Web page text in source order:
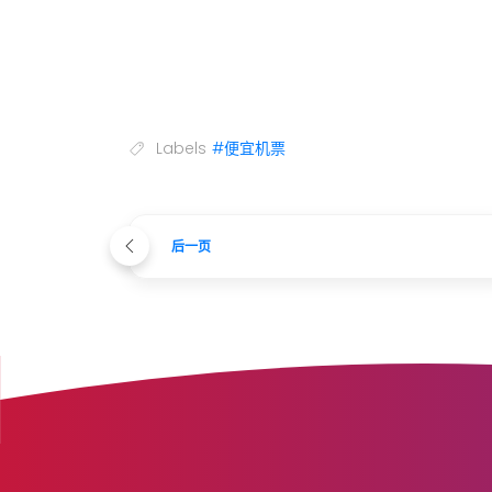
Labels #便宜机票
后一页